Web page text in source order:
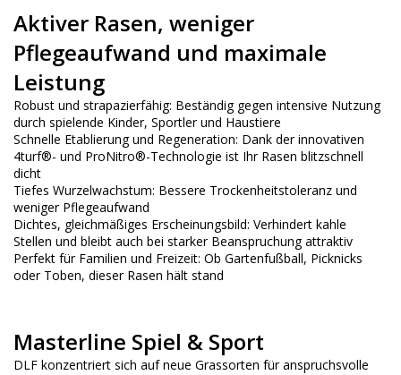
Aktiver Rasen, weniger
Pflegeaufwand und maximale
Leistung
Robust und strapazierfähig: Beständig gegen intensive Nutzung
durch spielende Kinder, Sportler und Haustiere
Schnelle Etablierung und Regeneration: Dank der innovativen
4turf®- und ProNitro®-Technologie ist Ihr Rasen blitzschnell
dicht
Tiefes Wurzelwachstum: Bessere Trockenheitstoleranz und
weniger Pflegeaufwand
Dichtes, gleichmäßiges Erscheinungsbild: Verhindert kahle
Stellen und bleibt auch bei starker Beanspruchung attraktiv
Perfekt für Familien und Freizeit: Ob Gartenfußball, Picknicks
oder Toben, dieser Rasen hält stand
Masterline Spiel & Sport
DLF konzentriert sich auf neue Grassorten für anspruchsvolle